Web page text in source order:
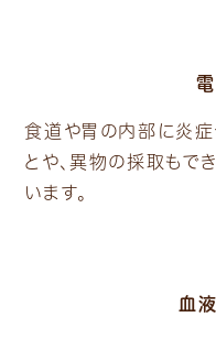
食道や胃の内部に炎
とや、異物の採取もで
います。
血